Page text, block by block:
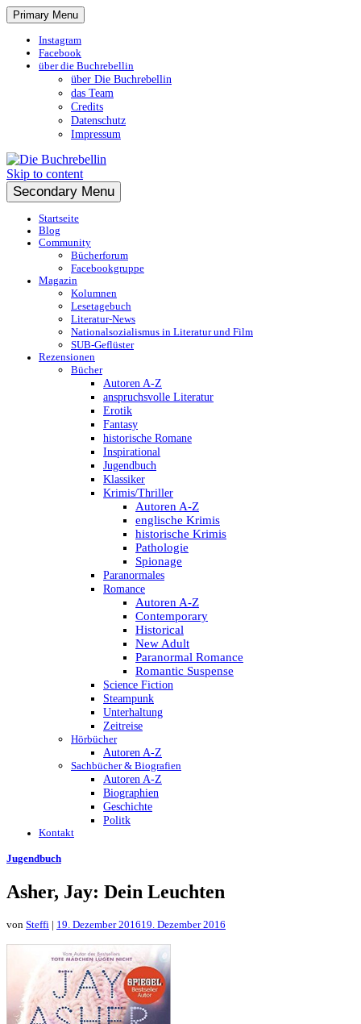
Primary Menu
Instagram
Facebook
über die Buchrebellin
über Die Buchrebellin
das Team
Credits
Datenschutz
Impressum
Rezensionen und Literaturnews
Skip to content
Secondary Menu
Startseite
Blog
Community
Bücherforum
Facebookgruppe
Magazin
Kolumnen
Lesetagebuch
Literatur-News
Nationalsozialismus in Literatur und Film
SUB-Geflüster
Rezensionen
Bücher
Autoren A-Z
anspruchsvolle Literatur
Erotik
Fantasy
historische Romane
Inspirational
Jugendbuch
Klassiker
Krimis/Thriller
Autoren A-Z
englische Krimis
historische Krimis
Pathologie
Spionage
Paranormales
Romance
Autoren A-Z
Contemporary
Historical
New Adult
Paranormal Romance
Romantic Suspense
Science Fiction
Steampunk
Unterhaltung
Zeitreise
Hörbücher
Autoren A-Z
Sachbücher & Biografien
Autoren A-Z
Biographien
Geschichte
Politk
Kontakt
Jugendbuch
Asher, Jay: Dein Leuchten
von Steffi | 19. Dezember 201619. Dezember 2016